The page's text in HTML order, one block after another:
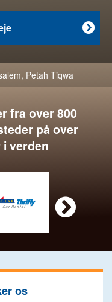

, Petah Tiqwa
fra over 800
på over
verden

os